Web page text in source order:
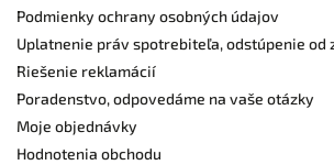
Podmienky ochrany osobných údajov
Uplatnenie práv spotrebiteľa, odstúpenie od
Riešenie reklamácií
Poradenstvo, odpovedáme na vaše otázky
Moje objednávky
Hodnotenia obchodu